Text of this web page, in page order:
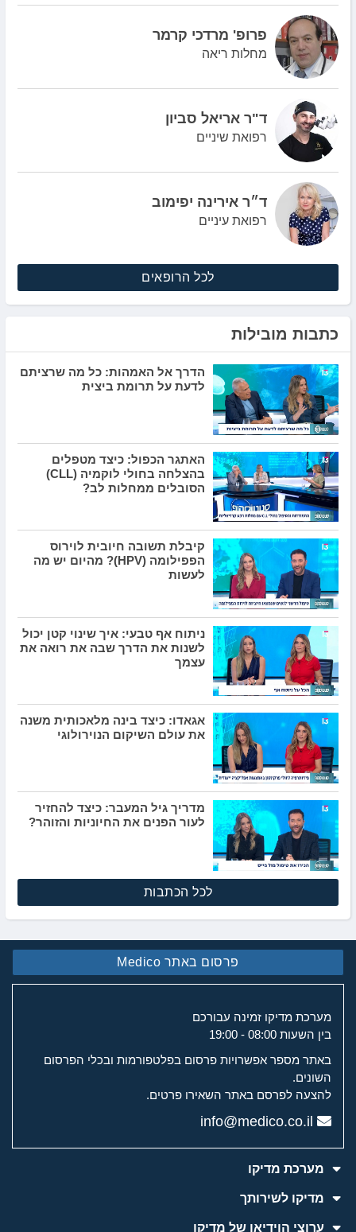
פרופ' מרדכי קרמר
מחלות ריאה
ד"ר אריאל סביון
רפואת שיניים
ד״ר אירינה יפימוב
רפואת עיניים
לכל הרופאים
כתבות מובילות
הדרך אל האמהות: כל מה שרציתם
לדעת על תרומת ביצית
האתגר הכפול: כיצד מטפלים
בהצלחה בחולי לוקמיה (CLL)
הסובלים ממחלות לב?
קיבלת תשובה חיובית לוירוס
הפפילומה (HPV)? מהיום יש מה
לעשות
ניתוח אף טבעי: איך שינוי קטן יכול
לשנות את הדרך שבה את רואה את
עצמך
אגאדו: כיצד בינה מלאכותית משנה
את עולם השיקום הנוירולוגי
מדריך גיל המעבר: כיצד להחזיר
לעור הפנים את החיוניות והזוהר?
לכל הכתבות
פרסום באתר Medico
מערכת מדיקו זמינה עבורכם
בין השעות 08:00 - 19:00
באתר מספר אפשרויות פרסום בפלטפורמות ובכלי הפרסום
השונים.
להצעה לפרסם באתר השאירו פרטים.
info@medico.co.il
מערכת מדיקו
מדיקו לשירותך
ערוצי הוידיאו של מדיקו